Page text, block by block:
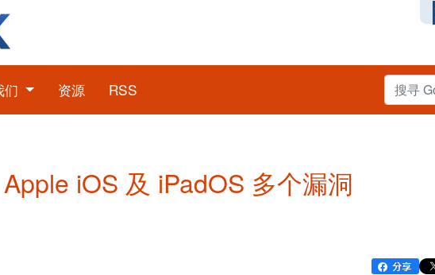
们 资源 RSS
iOS 及 iPadOS 多个漏洞